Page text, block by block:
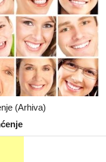
(Arhiva)